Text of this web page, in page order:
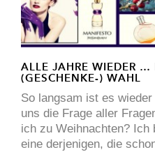
ALLE JAHRE WIEDER
(GESCHENKE-) WAHL
So langsam ist es
uns die Frage aller
ich zu Weihnachten?
eine derjenigen, die